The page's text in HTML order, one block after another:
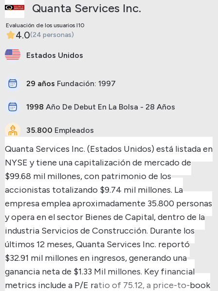
Quanta Services Inc.
Evaluación de los usuarios I10
4.0(24 personas)
Estados Unidos
29 años Fundación: 1997
1998 Año De Debut En La Bolsa - 28 Años
35.800 Empleados
Quanta Services Inc. (Estados Unidos) está listada en
NYSE y tiene una capitalización de mercado de
$99.68 mil millones, con patrimonio de los
accionistas totalizando $9.74 mil millones. La
empresa emplea aproximadamente 35.800 personas
y opera en el sector Bienes de Capital, dentro de la
industria Servicios de Construcción. Durante los
últimos 12 meses, Quanta Services Inc. reportó
$32.91 mil millones en ingresos, generando una
ganancia neta de $1.33 Mil millones. Key financial
metrics include a P/E ratio of 75.12, a price-to-book